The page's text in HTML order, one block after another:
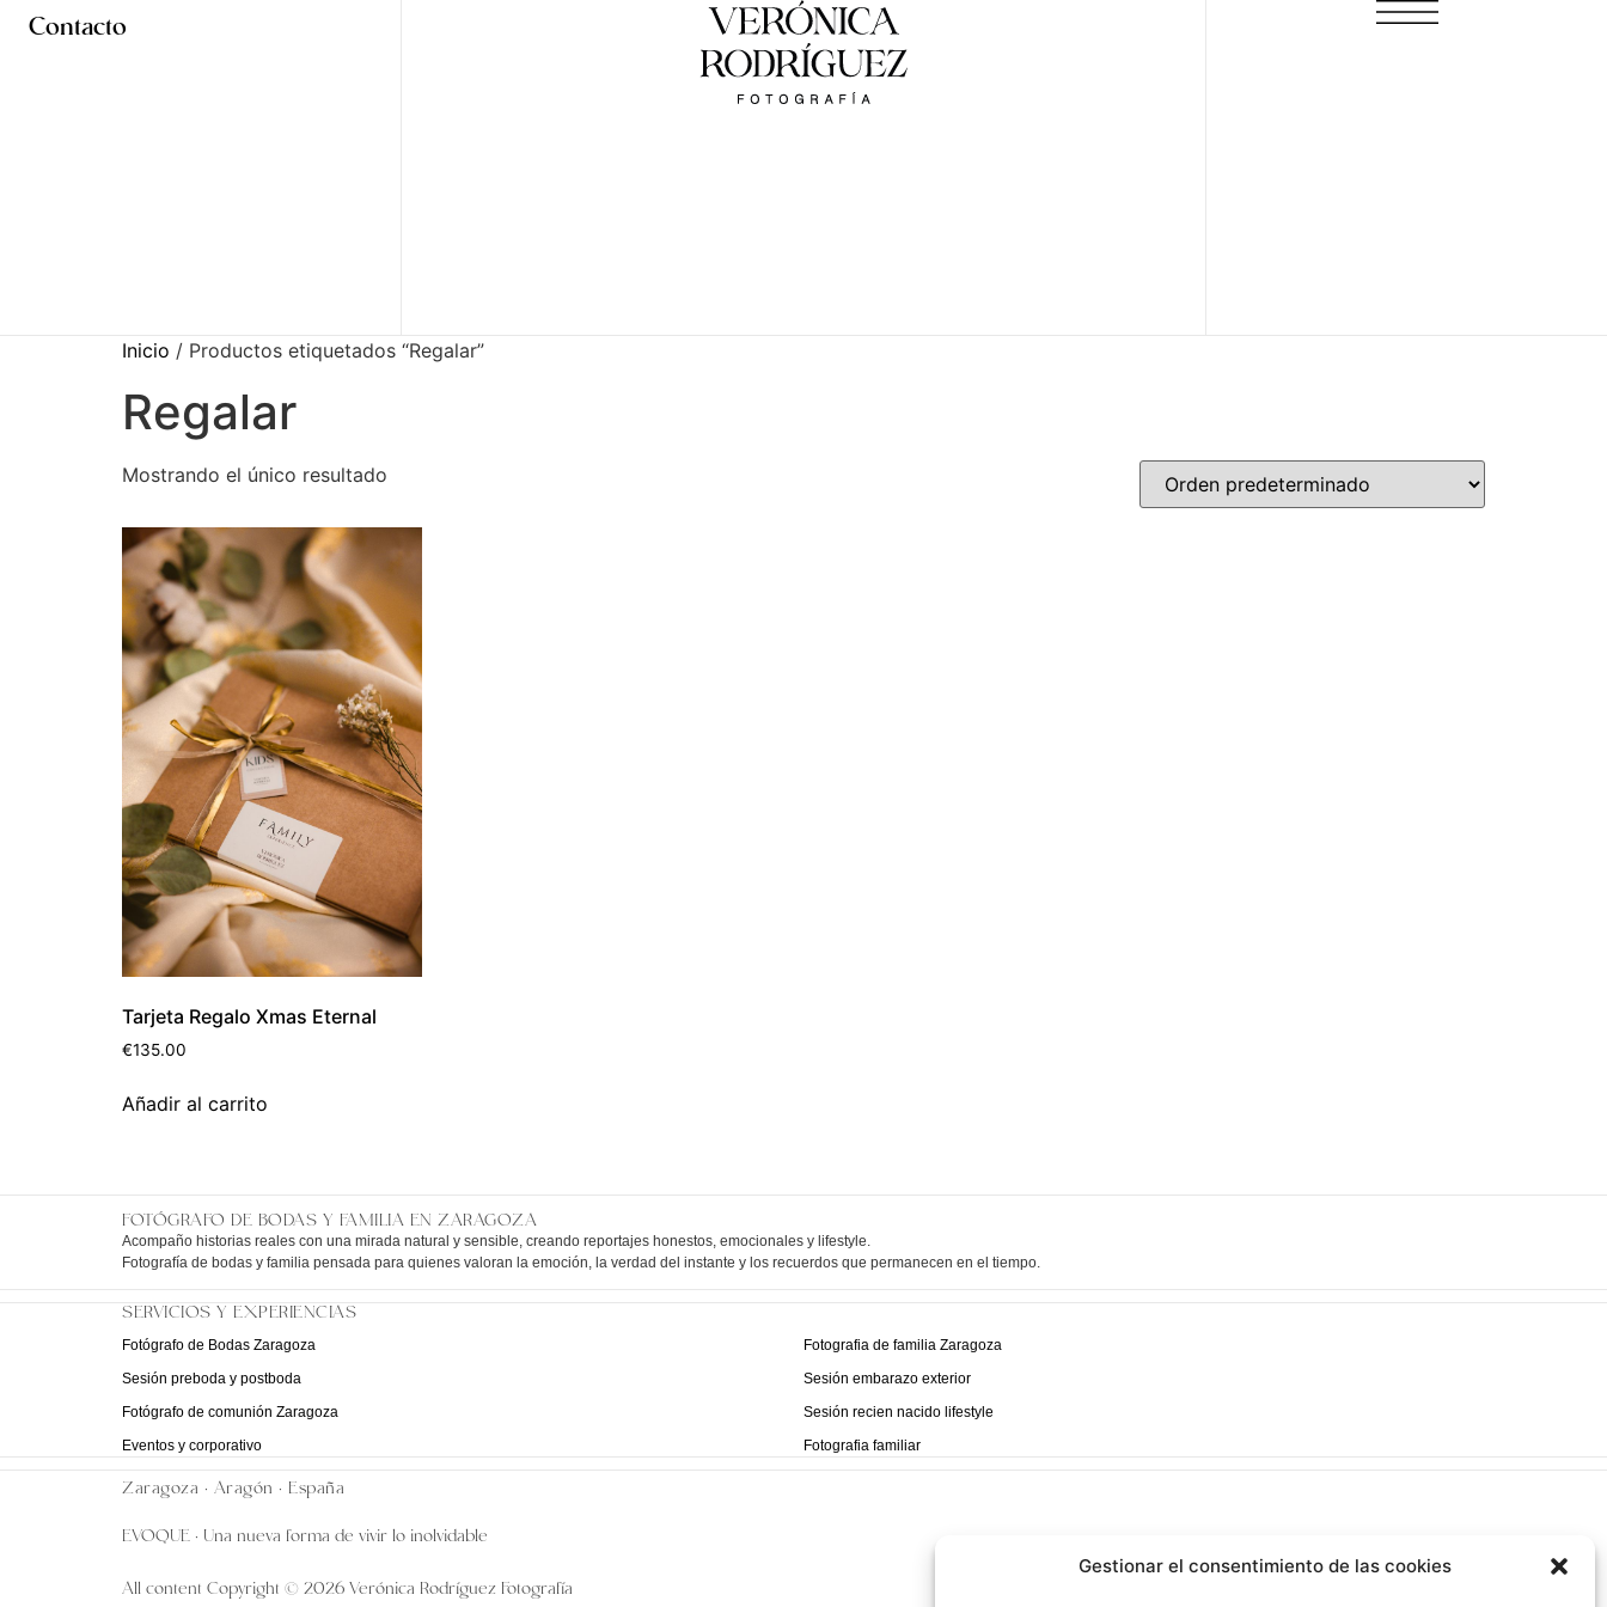
Gestionar el consentimiento de las cookies
Contacto
Inicio / Productos etiquetados “Regalar”
Regalar
Mostrando el único resultado
Tarjeta Regalo Xmas Eternal
€135.00
Añadir al carrito
FOTÓGRAFO DE BODAS Y FAMILIA EN ZARAGOZA
Acompaño historias reales con una mirada natural y sensible, creando reportajes honestos, emocionales y lifestyle.
Fotografía de bodas y familia pensada para quienes valoran la emoción, la verdad del instante y los recuerdos que permanecen en el tiempo.
SERVICIOS Y EXPERIENCIAS
Fotógrafo de Bodas Zaragoza
Fotografia de familia Zaragoza
Sesión preboda y postboda
Sesión embarazo exterior
Fotógrafo de comunión Zaragoza
Sesión recien nacido lifestyle
Eventos y corporativo
Fotografia familiar
Zaragoza · Aragón · España
EVOQUE · Una nueva forma de vivir lo inolvidable
All content Copyright © 2026 Verónica Rodríguez Fotografía